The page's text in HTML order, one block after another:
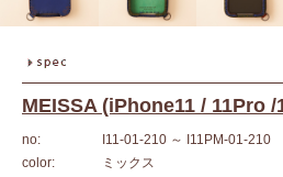
MEISSA (iPhone11 / 11Pro /
no: I11-01-210 ～ I11PM-01-210
color:
ミックス